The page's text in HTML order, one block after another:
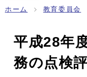
ホーム 教育委員会
平成28年
務の点検